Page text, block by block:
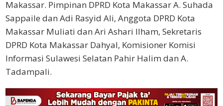
Makassar. Pimpinan DPRD Kota Makassar A. Suhada
Sappaile dan Adi Rasyid Ali, Anggota DPRD Kota
Makassar Muliati dan Ari Ashari Ilham, Sekretaris
DPRD Kota Makassar Dahyal, Komisioner Komisi
Informasi Sulawesi Selatan Pahir Halim dan A.
Tadampali.